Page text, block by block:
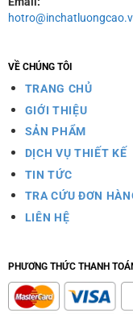
VỀ CHÚNG TÔI
TRANG CHỦ
GIỚI THIỆU
SẢN PHẨM
DỊCH VỤ THIẾT KẾ
TIN TỨC
TRA CỨU ĐƠN
LIÊN HỆ
PHƯƠNG THỨC THANH